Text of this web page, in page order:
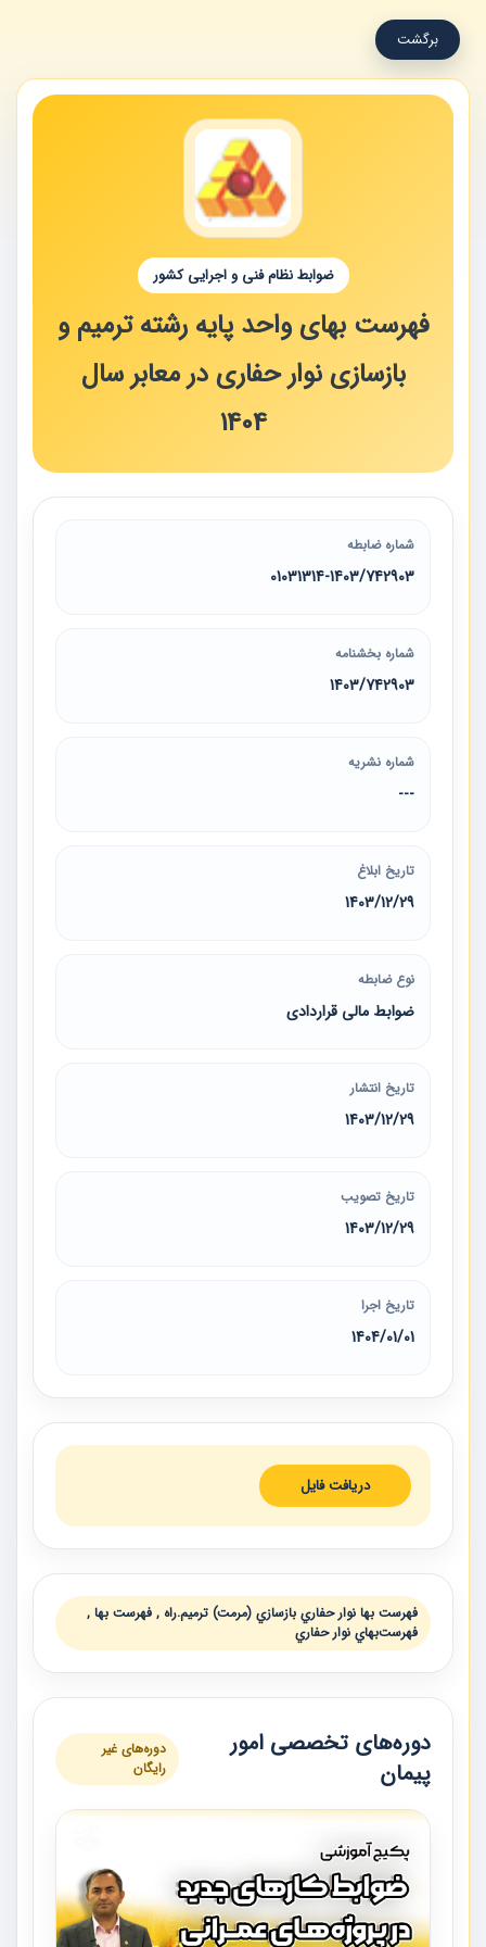
برگشت
ضوابط نظام فنی و اجرایی کشور
فهرست بهای واحد پایه رشته ترمیم و
بازسازی نوار حفاری در معابر سال
1404
شماره ضابطه
01031314-1403/742903
شماره بخشنامه
1403/742903
شماره نشریه
---
تاریخ ابلاغ
1403/12/29
نوع ضابطه
ضوابط مالی قراردادی
تاریخ انتشار
1403/12/29
تاریخ تصویب
1403/12/29
تاریخ اجرا
1404/01/01
دریافت فایل
فهرست بها نوار حفاري بازسازي (مرمت) ترميم.راه , فهرست بها ,
فهرست‌بهاي نوار حفاري
دوره‌های تخصصی امور
پیمان
دوره‌های غیر
رایگان